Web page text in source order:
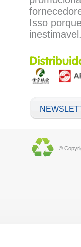
Isso
inestimavel.
©